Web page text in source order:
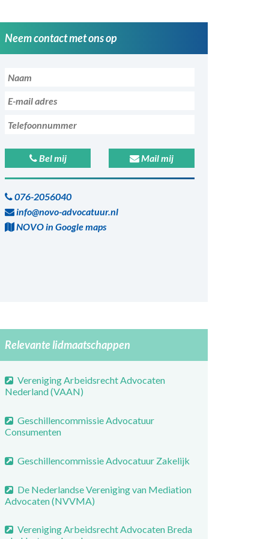
Neem contact met ons op
Bel mij Mail mij
076-2056040
info@novo-advocatuur.nl
NOVO in Google maps
Relevante lidmaatschappen
Vereniging Arbeidsrecht Advocaten
Nederland (VAAN)
Geschillencommissie Advocatuur
Consumenten
Geschillencommissie Advocatuur Zakelijk
De Nederlandse Vereniging van Mediation
Advocaten (NVVMA)
Vereniging Arbeidsrecht Advocaten Breda